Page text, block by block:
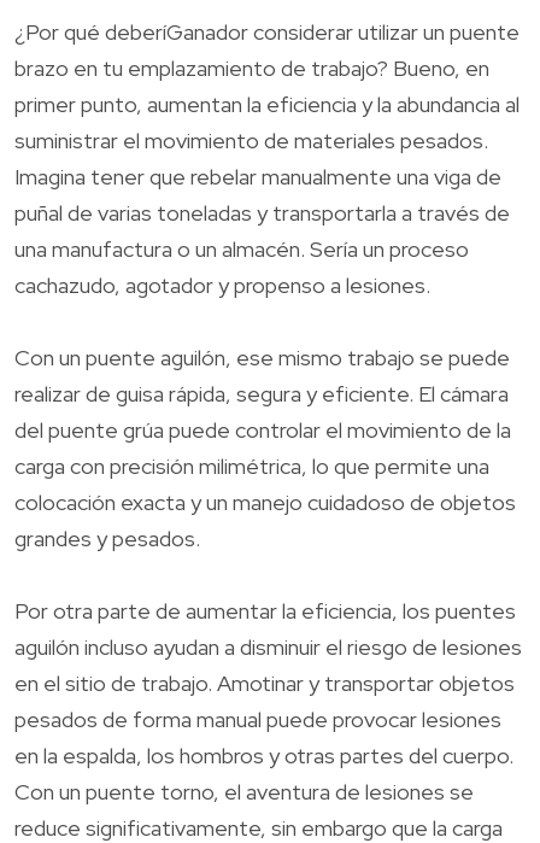
¿Por qué deberíGanador considerar utilizar un puente
brazo en tu emplazamiento de trabajo? Bueno, en
primer punto, aumentan la eficiencia y la abundancia al
suministrar el movimiento de materiales pesados.
Imagina tener que rebelar manualmente una viga de
puñal de varias toneladas y transportarla a través de
una manufactura o un almacén. Sería un proceso
cachazudo, agotador y propenso a lesiones.
Con un puente aguilón, ese mismo trabajo se puede
realizar de guisa rápida, segura y eficiente. El cámara
del puente grúa puede controlar el movimiento de la
carga con precisión milimétrica, lo que permite una
colocación exacta y un manejo cuidadoso de objetos
grandes y pesados.
Por otra parte de aumentar la eficiencia, los puentes
aguilón incluso ayudan a disminuir el riesgo de lesiones
en el sitio de trabajo. Amotinar y transportar objetos
pesados de forma manual puede provocar lesiones
en la espalda, los hombros y otras partes del cuerpo.
Con un puente torno, el aventura de lesiones se
reduce significativamente, sin embargo que la carga